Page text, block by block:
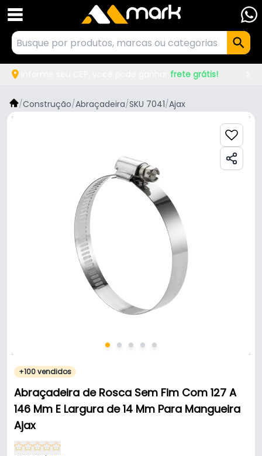
frete grátis!
/Construção/Abraçadeira/SKU 7041/Ajax
+100 vendidos
Abraçadeira de Rosca Sem Fim Com 127 A
146 Mm E Largura de 14 Mm Para Mangueira
Ajax